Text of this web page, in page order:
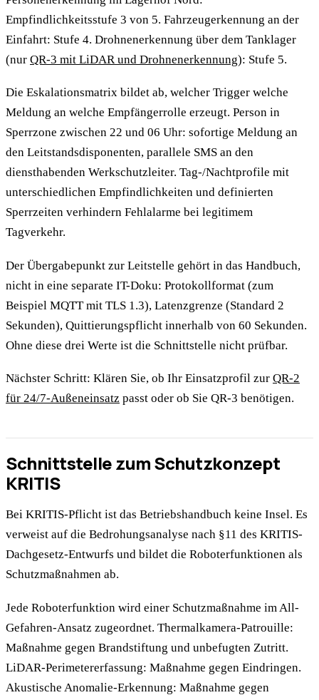
Empfindlichkeitsstufe 3 von 5. Fahrzeugerkennung an der
Einfahrt: Stufe 4. Drohnenerkennung über dem Tanklager
(nur QR-3 mit LiDAR und Drohnenerkennung): Stufe 5.
Die Eskalationsmatrix bildet ab, welcher Trigger welche
Meldung an welche Empfängerrolle erzeugt. Person in
Sperrzone zwischen 22 und 06 Uhr: sofortige Meldung an
den Leitstandsdisponenten, parallele SMS an den
diensthabenden Werkschutzleiter. Tag-/Nachtprofile mit
unterschiedlichen Empfindlichkeiten und definierten
Sperrzeiten verhindern Fehlalarme bei legitimem
Tagverkehr.
Der Übergabepunkt zur Leitstelle gehört in das Handbuch,
nicht in eine separate IT-Doku: Protokollformat (zum
Beispiel MQTT mit TLS 1.3), Latenzgrenze (Standard 2
Sekunden), Quittierungspflicht innerhalb von 60 Sekunden.
Ohne diese drei Werte ist die Schnittstelle nicht prüfbar.
Nächster Schritt: Klären Sie, ob Ihr Einsatzprofil zur QR-2
für 24/7-Außeneinsatz passt oder ob Sie QR-3 benötigen.
Schnittstelle zum Schutzkonzept
KRITIS
Bei KRITIS-Pflicht ist das Betriebshandbuch keine Insel. Es
verweist auf die Bedrohungsanalyse nach §11 des KRITIS-
Dachgesetz-Entwurfs und bildet die Roboterfunktionen als
Schutzmaßnahmen ab.
Jede Roboterfunktion wird einer Schutzmaßnahme im All-
Gefahren-Ansatz zugeordnet. Thermalkamera-Patrouille:
Maßnahme gegen Brandstiftung und unbefugten Zutritt.
LiDAR-Perimetererfassung: Maßnahme gegen Eindringen.
Akustische Anomalie-Erkennung: Maßnahme gegen